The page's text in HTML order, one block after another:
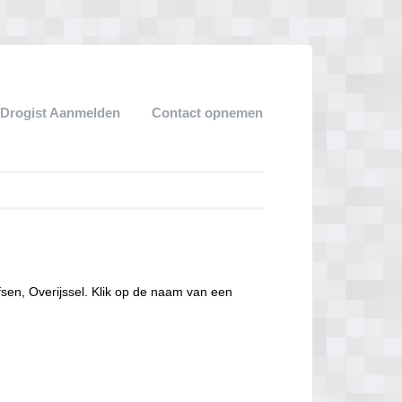
Drogist Aanmelden Contact opnemen
Overijssel. Klik op de naam van een